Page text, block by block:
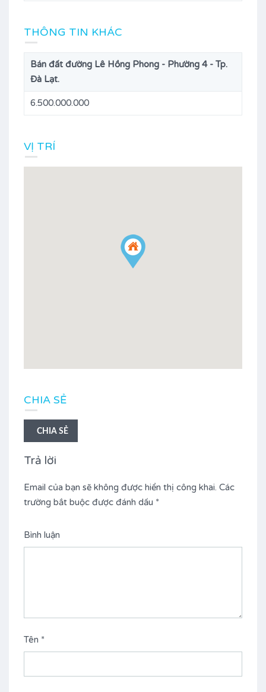
THÔNG TIN KHÁC
Bán đất đường Lê Hồng Phong - Phường 4 - Tp.
Đà Lạt.
6.500.000.000
VỊ TRÍ
CHIA SẺ
CHIA SẺ
Trả lời
Email của bạn sẽ không được hiển thị công khai. Các
trường bắt buộc được đánh dấu *
Bình luận
Tên *